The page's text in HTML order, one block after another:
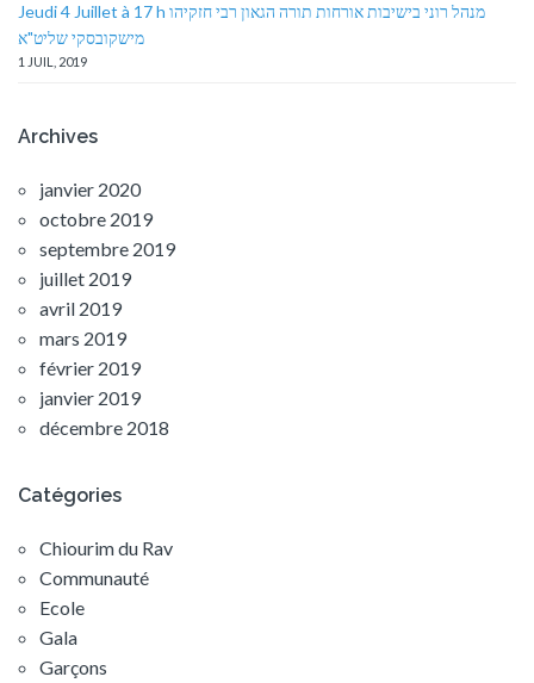
Jeudi 4 Juillet à 17 h מנהל רוני בישיבות אורחות תורה הגאון רבי חזקיהו
מישקובסקי שליט"א
1 JUIL, 2019
Archives
janvier 2020
octobre 2019
septembre 2019
juillet 2019
avril 2019
mars 2019
février 2019
janvier 2019
décembre 2018
Catégories
Chiourim du Rav
Communauté
Ecole
Gala
Garçons